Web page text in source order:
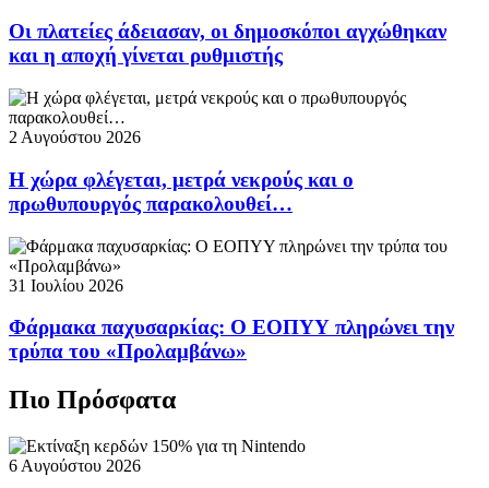
Οι πλατείες άδειασαν, οι δημοσκόποι αγχώθηκαν
και η αποχή γίνεται ρυθμιστής
2 Αυγούστου 2026
Η χώρα φλέγεται, μετρά νεκρούς και ο
πρωθυπουργός παρακολουθεί…
31 Ιουλίου 2026
Φάρμακα παχυσαρκίας: Ο ΕΟΠΥΥ πληρώνει την
τρύπα του «Προλαμβάνω»
Πιο Πρόσφατα
6 Αυγούστου 2026